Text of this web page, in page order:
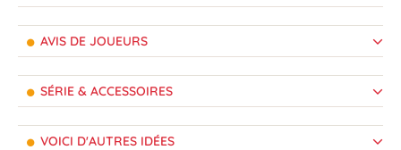
AVIS DE JOUEURS
SÉRIE & ACCESSOIRES
VOICI D'AUTRES IDÉES